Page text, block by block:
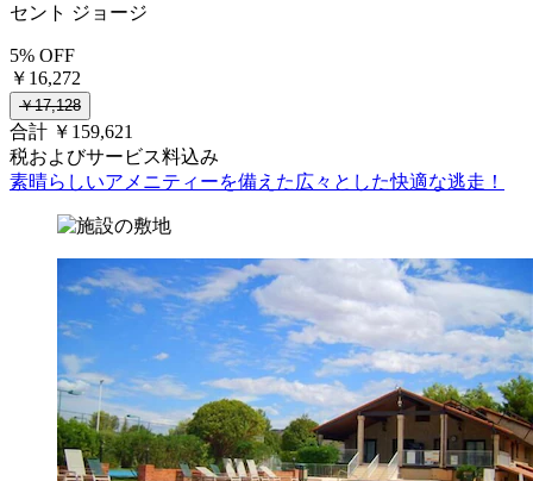
セント ジョージ
5% OFF
￥16,272
￥17,128
合計 ￥159,621
税およびサービス料込み
素晴らしいアメニティーを備えた広々とした快適な逃走！